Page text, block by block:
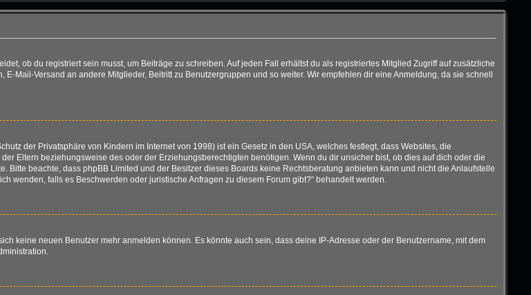
ob du registriert sein musst, um Beiträge zu schreiben. Auf jeden Fall erhältst du als registriertes Mitglied Zugriff auf zusätzliche
Mail-Versand an andere Mitglieder, Beitritt zu Benutzergruppen und so weiter. Wir empfehlen dir eine Anmeldung, da sie schnell
der Privatsphäre von Kindern im Internet von 1998) ist ein Gesetz in den USA, welches festlegt, dass Websites, die
Eltern beziehungsweise des oder der Erziehungsberechtigten benötigen. Wenn du dir unsicher bist, ob dies auf dich oder die
Bitte beachte, dass phpBB Limited und der Besitzer dieses Boards keine Rechtsberatung anbieten kann und nicht die Anlaufstelle
wenden, falls es Beschwerden oder juristische Anfragen zu diesem Forum gibt?“ behandelt werden.
keine neuen Benutzer mehr anmelden können. Es könnte auch sein, dass deine IP-Adresse oder der Benutzername, mit dem